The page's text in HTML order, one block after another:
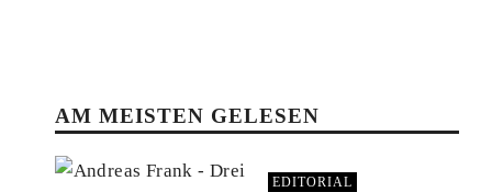
AM MEISTEN GELESEN
EDITORIAL